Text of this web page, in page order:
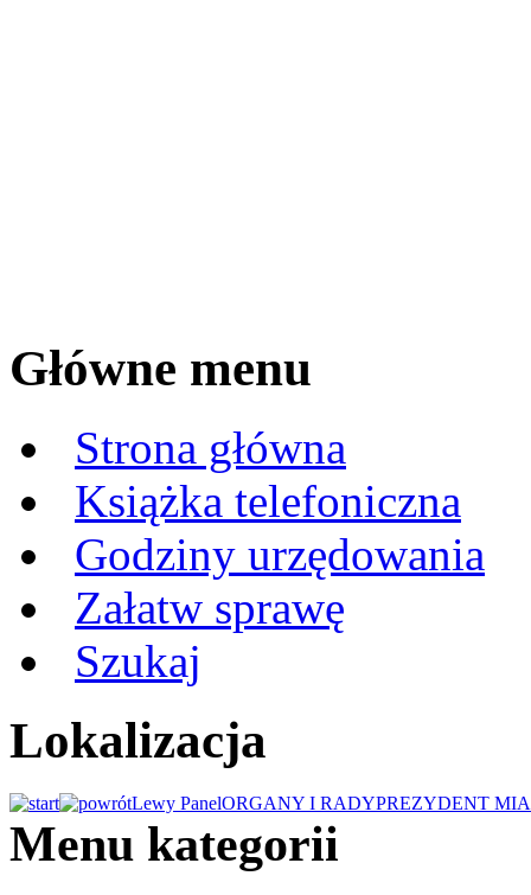
Główne menu
Strona główna
Książka telefoniczna
Godziny urzędowania
Załatw sprawę
Szukaj
Lokalizacja
Lewy PanelORGANY I RADYPREZYDENT
Menu kategorii